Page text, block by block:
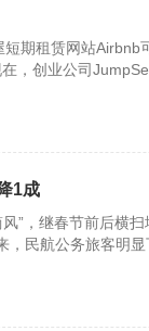
期租赁网站Airbnb
，创业公司
1成
”，继春节前后横
，民航公务旅客明